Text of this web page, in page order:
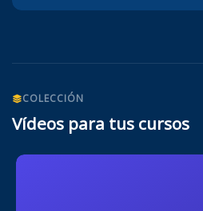
COLECCIÓN
Vídeos para tus cursos